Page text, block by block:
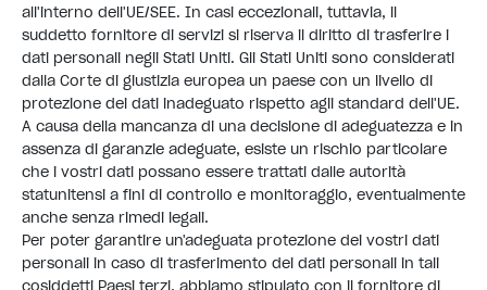
all'interno dell'UE/SEE. In casi eccezionali, tuttavia, il
suddetto fornitore di servizi si riserva il diritto di trasferire i
dati personali negli Stati Uniti. Gli Stati Uniti sono considerati
dalla Corte di giustizia europea un paese con un livello di
protezione dei dati inadeguato rispetto agli standard dell'UE.
A causa della mancanza di una decisione di adeguatezza e in
assenza di garanzie adeguate, esiste un rischio particolare
che i vostri dati possano essere trattati dalle autorità
statunitensi a fini di controllo e monitoraggio, eventualmente
anche senza rimedi legali.
Per poter garantire un'adeguata protezione dei vostri dati
personali in caso di trasferimento dei dati personali in tali
cosiddetti Paesi terzi, abbiamo stipulato con il fornitore di